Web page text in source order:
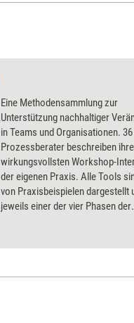
Eine Methodensammlung zur
Unterstützung nachhaltiger
in Teams und Organisationen.
Prozessberater beschreiben ihre
wirkungsvollsten Workshop-
der eigenen Praxis. Alle Tools
von Praxisbeispielen dargestellt
jeweils einer der vier Phasen der